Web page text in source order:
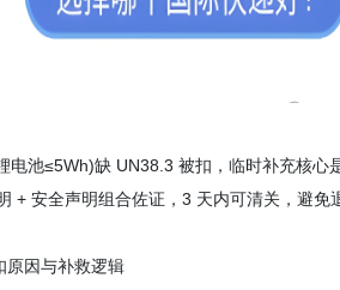
电池≤5Wh)缺 UN38.3 被扣，临时补充核
+ 安全声明组合佐证，3 天内可清关，避免
因与补救逻辑